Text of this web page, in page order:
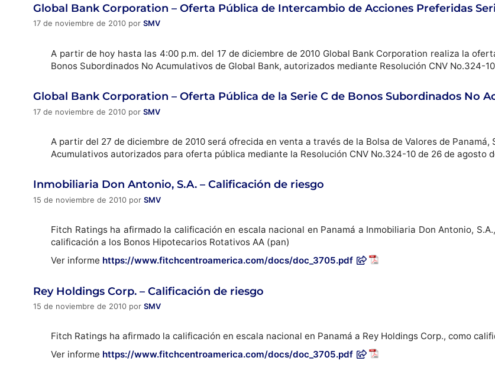
Global Bank Corporation – Oferta Pública de Intercambio de Acciones Preferidas
17 de noviembre de 2010 por SMV
A partir de hoy hasta las 4:00 p.m. del 17 de diciembre de 2010 Global Bank Corporation realiza la
Bonos Subordinados No Acumulativos de Global Bank, autorizados mediante Resolución CNV No.324-
Global Bank Corporation – Oferta Pública de la Serie C de Bonos Subordinados No
17 de noviembre de 2010 por SMV
A partir del 27 de diciembre de 2010 será ofrecida en venta a través de la Bolsa de Valores de
Acumulativos autorizados para oferta pública mediante la Resolución CNV No.324-10 de 26 de agosto
Inmobiliaria Don Antonio, S.A. – Calificación de riesgo
15 de noviembre de 2010 por SMV
Fitch Ratings ha afirmado la calificación en escala nacional en Panamá a Inmobiliaria Don Antonio,
calificación a los Bonos Hipotecarios Rotativos AA (pan)
Ver informe https://www.fitchcentroamerica.com/docs/doc_3705.pdf
Rey Holdings Corp. – Calificación de riesgo
15 de noviembre de 2010 por SMV
Fitch Ratings ha afirmado la calificación en escala nacional en Panamá a Rey Holdings Corp., como
Ver informe https://www.fitchcentroamerica.com/docs/doc_3705.pdf